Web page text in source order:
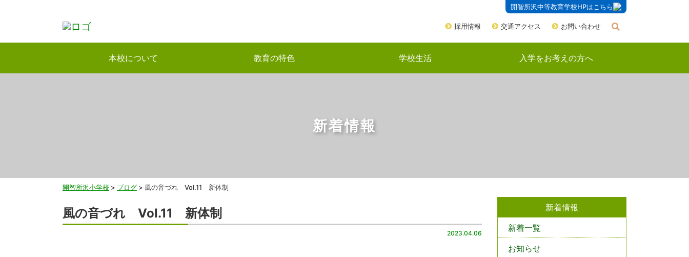
開智所沢中等教育学校HPはこちら
採用情報 交通アクセス お問い合わせ
本校について 教育の特色 学校生活 入学をお考えの方へ
新着情報
開智所沢小学校 > ブログ > 風の音づれ Vol.11 新体制
新着情報
新着一覧
お知らせ
風の音づれ Vol.11 新体制
2023.04.06